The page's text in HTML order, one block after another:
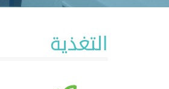
التغذية